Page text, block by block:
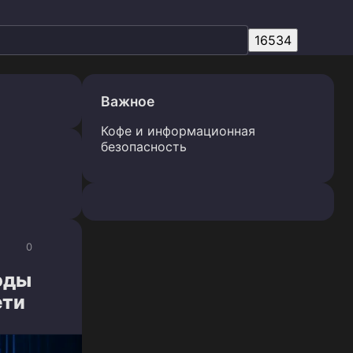
0
Важное
Кофе и информационная
безопасность